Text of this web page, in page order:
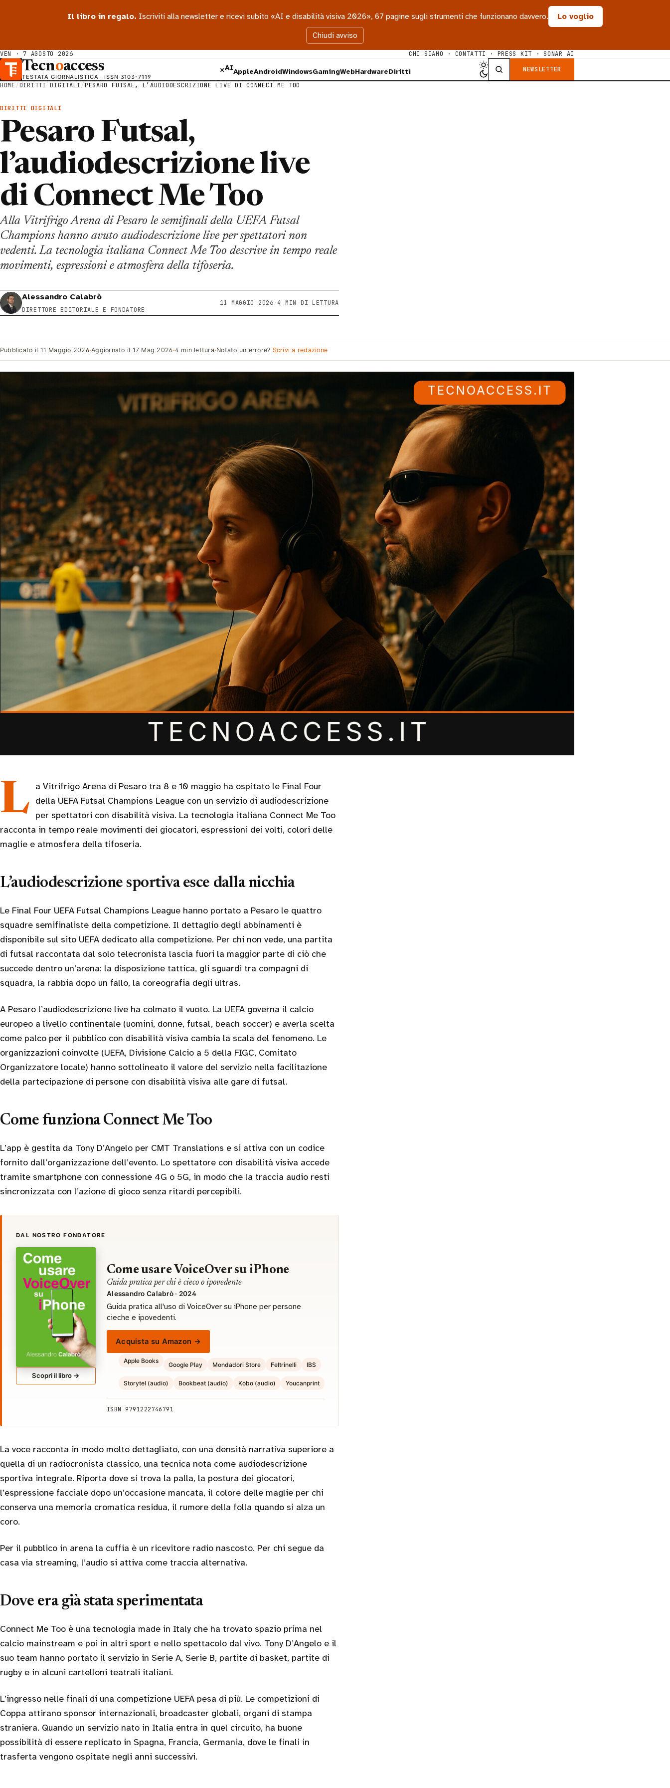
Il libro in regalo. Iscriviti alla newsletter e ricevi subito «AI e disabilità visiva 2026», 67 pagine sugli strumenti che funzionano davvero. Lo voglio
Chiudi avviso
VEN · 7 AGOSTO 2026 CHI SIAMO · CONTATTI · PRESS KIT · SONAR AI
Tecnoaccess
TESTATA GIORNALISTICA · ISSN 3103-7119
×AIAppleAndroidWindowsGamingWebHardwareDiritti
NEWSLETTER
HOME/DIRITTI DIGITALI/PESARO FUTSAL, L’AUDIODESCRIZIONE LIVE DI CONNECT ME TOO
DIRITTI DIGITALI
Pesaro Futsal,
l’audiodescrizione live
di Connect Me Too
Alla Vitrifrigo Arena di Pesaro le semifinali della UEFA Futsal
Champions hanno avuto audiodescrizione live per spettatori non
vedenti. La tecnologia italiana Connect Me Too descrive in tempo reale
movimenti, espressioni e atmosfera della tifoseria.
Alessandro Calabrò
DIRETTORE EDITORIALE E FONDATORE
11 MAGGIO 2026 ·4 MIN DI LETTURA
Pubblicato il 11 Maggio 2026·Aggiornato il 17 Mag 2026·4 min lettura·Notato un errore? Scrivi a redazione
La Vitrifrigo Arena di Pesaro tra 8 e 10 maggio ha ospitato le Final Four della UEFA Futsal Champions League con un servizio di audiodescrizione
per spettatori con disabilità visiva. La tecnologia italiana Connect Me Too
racconta in tempo reale movimenti dei giocatori, espressioni dei volti, colori delle
maglie e atmosfera della tifoseria.
L’audiodescrizione sportiva esce dalla nicchia
Le Final Four UEFA Futsal Champions League hanno portato a Pesaro le quattro
squadre semifinaliste della competizione. Il dettaglio degli abbinamenti è
disponibile sul sito UEFA dedicato alla competizione. Per chi non vede, una partita
di futsal raccontata dal solo telecronista lascia fuori la maggior parte di ciò che
succede dentro un’arena: la disposizione tattica, gli sguardi tra compagni di
squadra, la rabbia dopo un fallo, la coreografia degli ultras.
A Pesaro l’audiodescrizione live ha colmato il vuoto. La UEFA governa il calcio
europeo a livello continentale (uomini, donne, futsal, beach soccer) e averla scelta
come palco per il pubblico con disabilità visiva cambia la scala del fenomeno. Le
organizzazioni coinvolte (UEFA, Divisione Calcio a 5 della FIGC, Comitato
Organizzatore locale) hanno sottolineato il valore del servizio nella facilitazione
della partecipazione di persone con disabilità visiva alle gare di futsal.
Come funziona Connect Me Too
L’app è gestita da Tony D’Angelo per CMT Translations e si attiva con un codice
fornito dall’organizzazione dell’evento. Lo spettatore con disabilità visiva accede
tramite smartphone con connessione 4G o 5G, in modo che la traccia audio resti
sincronizzata con l’azione di gioco senza ritardi percepibili.
DAL NOSTRO FONDATORE
Scopri il libro →
Come usare VoiceOver su iPhone
Guida pratica per chi è cieco o ipovedente
Alessandro Calabrò · 2024
Guida pratica all'uso di VoiceOver su iPhone per persone
cieche e ipovedenti.
Acquista su Amazon →
Apple Books
Google Play Mondadori Store Feltrinelli IBS
Storytel (audio) Bookbeat (audio) Kobo (audio) Youcanprint
ISBN 9791222746791
La voce racconta in modo molto dettagliato, con una densità narrativa superiore a
quella di un radiocronista classico, una tecnica nota come audiodescrizione
sportiva integrale. Riporta dove si trova la palla, la postura dei giocatori,
l’espressione facciale dopo un’occasione mancata, il colore delle maglie per chi
conserva una memoria cromatica residua, il rumore della folla quando si alza un
coro.
Per il pubblico in arena la cuffia è un ricevitore radio nascosto. Per chi segue da
casa via streaming, l’audio si attiva come traccia alternativa.
Dove era già stata sperimentata
Connect Me Too è una tecnologia made in Italy che ha trovato spazio prima nel
calcio mainstream e poi in altri sport e nello spettacolo dal vivo. Tony D’Angelo e il
suo team hanno portato il servizio in Serie A, Serie B, partite di basket, partite di
rugby e in alcuni cartelloni teatrali italiani.
L’ingresso nelle finali di una competizione UEFA pesa di più. Le competizioni di
Coppa attirano sponsor internazionali, broadcaster globali, organi di stampa
straniera. Quando un servizio nato in Italia entra in quel circuito, ha buone
possibilità di essere replicato in Spagna, Francia, Germania, dove le finali in
trasferta vengono ospitate negli anni successivi.